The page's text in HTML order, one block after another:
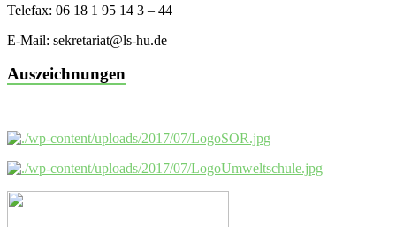
Telefax: 06 18 1 95 14 3 – 44
E-Mail: sekretariat@ls-hu.de
Auszeichnungen